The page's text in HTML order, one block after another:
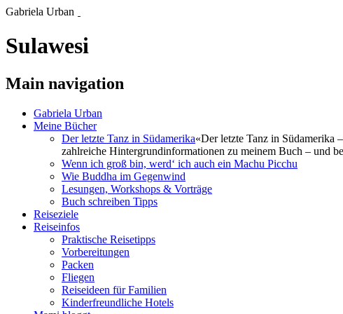
Gabriela Urban
Sulawesi
Main navigation
Gabriela Urban
Meine Bücher
Der letzte Tanz in Südamerika«Der letzte Tanz in Südamerika
zahlreiche Hintergrundinformationen zu meinem Buch – und
Wenn ich groß bin, werd‘ ich auch ein Machu Picchu
Wie Buddha im Gegenwind
Lesungen, Workshops & Vorträge
Buch schreiben Tipps
Reiseziele
Reiseinfos
Praktische Reisetipps
Vorbereitungen
Packen
Fliegen
Reiseideen für Familien
Kinderfreundliche Hotels